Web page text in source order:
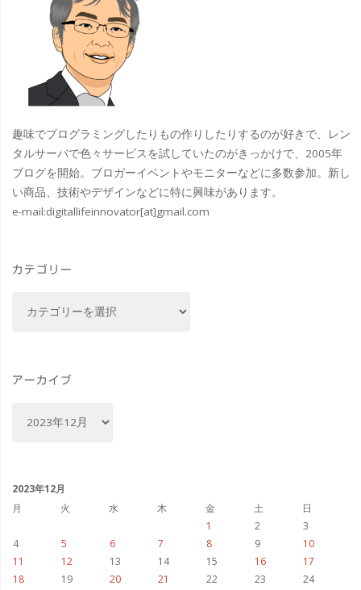
ス
タ
ー・
レ
ッ
ク：
レ
趣味でプログラミングしたりもの作りしたりするのが好きで、レン
タルサーバで色々サービスを試していたのがきっかけで、2005年
ブログを開始。ブロガーイベントやモニターなどに多数参加。新し
い商品、技術やデザインなどに特に興味があります。
e-mail:digitallifeinnovator[at]gmail.com
カテゴリー
ー
アーカイブ
ブ
2023年12月
月
火 水 木 金 土
日
1
2
3
4
5 6 7 8 9
10
11
12 13 14 15 16
17
18
19 20 21 22 23
24